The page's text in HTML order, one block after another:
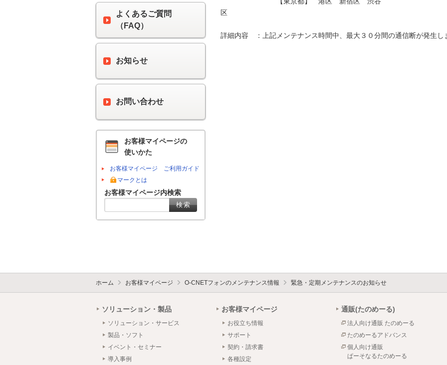
詳細内容　：上記メンテナンス時間中、最大３０分間の通信断が発生し
よくあるご質問
（FAQ）
お知らせ
お問い合わせ
お客様マイページの
使いかた
お客様マイページ ご利用ガイド
マークとは
お客様マイページ内検索
ホーム お客様マイページ O-CNETフォンのメンテナンス情報 緊急・定期メンテナンスのお知らせ
ソリューション・製品
ソリューション・サービス
製品・ソフト
イベント・セミナー
導入事例
お客様マイページ
お役立ち情報
サポート
契約・請求書
各種設定
通販(たのめーる)
法人向け通販 たのめーる
たのめーるアドバンス
個人向け通販
ぱーそなるたのめーる